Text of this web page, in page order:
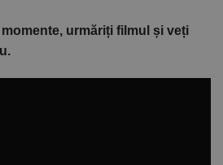
urmăriți filmul și veți